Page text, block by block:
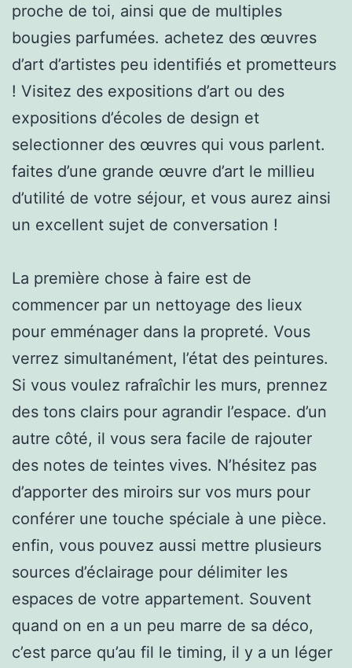
proche de toi, ainsi que de multiples
bougies parfumées. achetez des œuvres
d’art d’artistes peu identifiés et prometteurs
! Visitez des expositions d’art ou des
expositions d’écoles de design et
selectionner des œuvres qui vous parlent.
faites d’une grande œuvre d’art le millieu
d’utilité de votre séjour, et vous aurez ainsi
un excellent sujet de conversation !
La première chose à faire est de
commencer par un nettoyage des lieux
pour emménager dans la propreté. Vous
verrez simultanément, l’état des peintures.
Si vous voulez rafraîchir les murs, prennez
des tons clairs pour agrandir l’espace. d’un
autre côté, il vous sera facile de rajouter
des notes de teintes vives. N’hésitez pas
d’apporter des miroirs sur vos murs pour
conférer une touche spéciale à une pièce.
enfin, vous pouvez aussi mettre plusieurs
sources d’éclairage pour délimiter les
espaces de votre appartement. Souvent
quand on en a un peu marre de sa déco,
c’est parce qu’au fil le timing, il y a un léger